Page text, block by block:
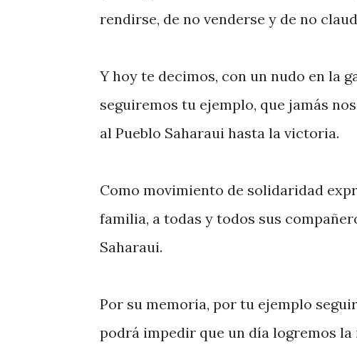
rendirse, de no venderse y de no
Y hoy te decimos, con un nudo en la
seguiremos tu ejemplo, que jamás
al Pueblo Saharaui hasta la victoria.
Como movimiento de solidaridad
familia, a todas y todos sus
Saharaui.
Por su memoria, por tu ejemplo
podrá impedir que un día logremos